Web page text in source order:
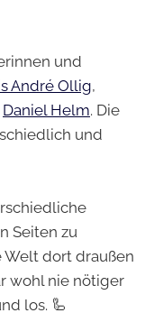
und
André Ollig,
Daniel Helm. Die
und
Seiten zu
Welt dort draußen
wohl nie nötiger
los. 🦾